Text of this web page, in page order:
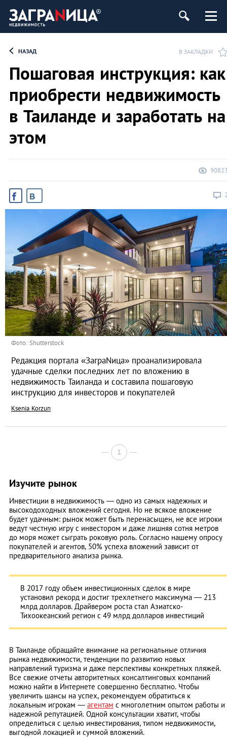
НАЗАД В ЗАКЛАДКИ
Пошаговая инструкция: как
приобрести недвижимость
в Таиланде и заработать на
этом
Фото: Shutterstock
Редакция портала «ЗаграNица» проанализировала
удачные сделки последних лет по вложению в
недвижимость Таиланда и составила пошаговую
инструкцию для инвесторов и покупателей
Ksenia Korzun
1
Изучите рынок
Инвестиции в недвижимость — одно из самых надежных и
высокодоходных вложений сегодня. Но не всякое вложение
будет удачным: рынок может быть перенасыщен, не все игроки
ведут честную игру с инвестором и даже лишняя сотня метров
до моря может сыграть роковую роль. Согласно нашему опросу
покупателей и агентов, 50% успеха вложений зависит от
предварительного анализа рынка.
В 2017 году объем инвестиционных сделок в мире
установил рекорд и достиг трехлетнего максимума — 213
млрд долларов. Драйвером роста стал Азиатско-
Тихоокеанский регион с 49 млрд долларов инвестиций
В Таиланде обращайте внимание на региональные отличия
рынка недвижимости, тенденции по развитию новых
направлений туризма и даже перспективы конкретных пляжей.
Все свежие отчеты авторитетных консалтинговых компаний
можно найти в Интернете совершенно бесплатно. Чтобы
увеличить шансы на успех, рекомендуем обратиться к
локальным игрокам — агентам с многолетним опытом работы и
надежной репутацией. Одной консультации хватит, чтобы
определиться с целью инвестирования, типом недвижимости,
выгодной локацией и суммой вложений.